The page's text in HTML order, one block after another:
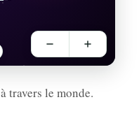
à travers le monde.